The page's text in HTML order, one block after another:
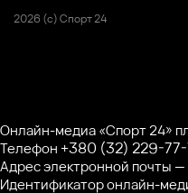
2026 (с) Спорт 24
Онлайн-медиа «Спорт 24»
Телефон +380 (32) 229-
Адрес электронной почты —
Идентификатор онлайн-